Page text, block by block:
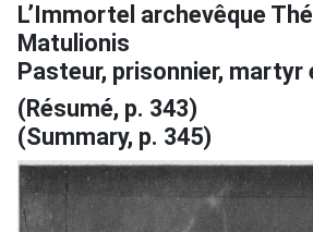
L’Immortel archevêque
Matulionis
Pasteur, prisonnier, martyr
(Résumé, p. 343)
(Summary, p. 345)